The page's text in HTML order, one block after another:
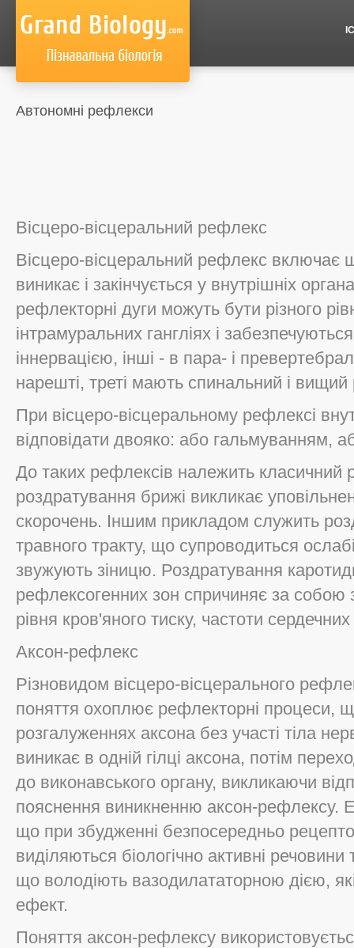
Автономні рефлекси
Вісцеро-вісцеральний рефлекс
Вісцеро-вісцеральний рефлекс включає
виникає і закінчується у внутрішніх
рефлекторні дуги можуть бути різного
інтрамуральних гангліях і
іннервацією, інші - в пара- і
нарешті, треті мають спинальний і вищий
При вісцеро-вісцеральному рефлексі
відповідати двояко: або гальмуванням,
До таких рефлексів належить класичний
роздратування брижі викликає
скорочень. Іншим прикладом служить
травного тракту, що супроводиться
звужують зіницю. Роздратування
рефлексогенних зон спричиняє за собою
рівня кров'яного тиску, частоти
Аксон-рефлекс
Різновидом вісцеро-вісцерального
поняття охоплює рефлекторні процеси,
розгалуженнях аксона без участі тіла
виникає в одній гілці аксона, потім
до виконавського органу, викликаючи
пояснення виникненню аксон-рефлексу.
що при збудженні безпосередньо
виділяються біологічно активні
що володіють вазодилататорною дією,
ефект.
Поняття аксон-рефлексу